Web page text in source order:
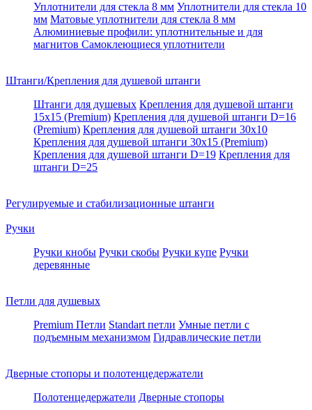
Уплотнители для стекла 8 мм Уплотнители для стекла 10
мм Матовые уплотнители для стекла 8 мм
Алюминиевые профили: уплотнительные и для
магнитов Самоклеющиеся уплотнители
Штанги/Крепления для душевой штанги
Штанги для душевых Крепления для душевой штанги
15х15 (Premium) Крепления для душевой штанги D=16
(Premium) Крепления для душевой штанги 30x10
Крепления для душевой штанги 30x15 (Premium)
Крепления для душевой штанги D=19 Крепления для
штанги D=25
Регулируемые и стабилизационные штанги
Ручки
Ручки кнобы Ручки скобы Ручки купе Ручки
деревянные
Петли для душевых
Premium Петли Standart петли Умные петли c
подъемным механизмом Гидравлические петли
Дверные стопоры и полотенцедержатели
Полотенцедержатели Дверные стопоры